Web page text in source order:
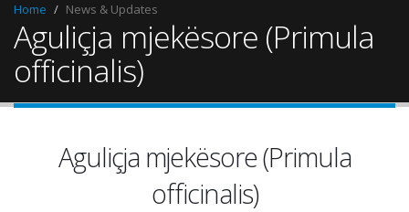
Home News & Updates
Aguliçja mjekësore (Primula
officinalis)
Aguliçja mjekësore (Primula
officinalis)